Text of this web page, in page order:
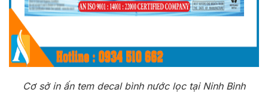
Cơ sở in ấn tem decal bình nước lọc tại Ninh Bình